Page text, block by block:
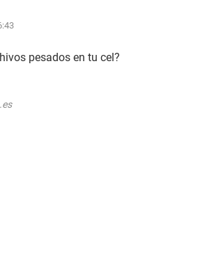
pesados en tu cel?